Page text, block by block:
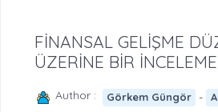
FİNANSAL GELİŞME
ÜZERİNE BİR İNCELEME
Author : Görkem Güngör -